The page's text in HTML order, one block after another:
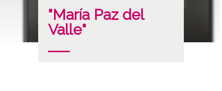
"María Paz del
Valle"